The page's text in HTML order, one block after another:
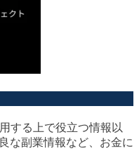
する上で役立つ情報以
な副業情報など、お金に